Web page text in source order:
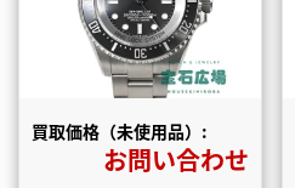
買取価格（未使用品）:
お問い合わせ